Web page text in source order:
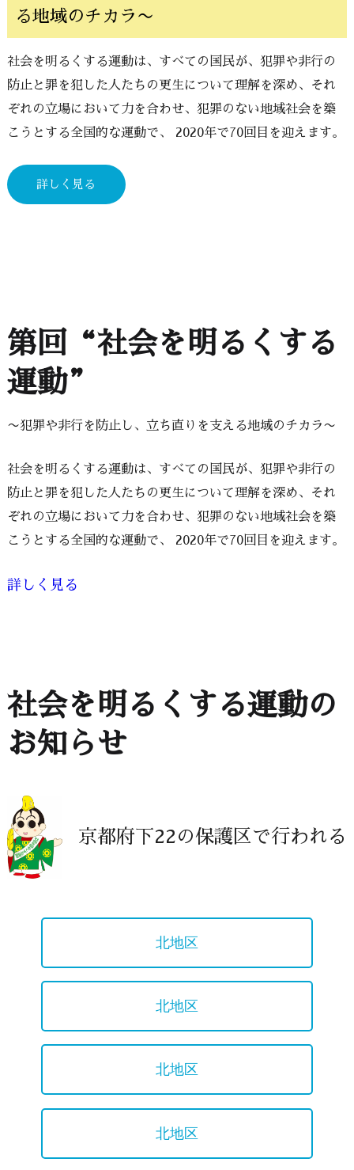
る地域のチカラ〜
社会を明るくする運動は、すべての国民が、犯罪や非行の
防止と罪を犯した人たちの更生について理解を深め、それ
ぞれの立場において力を合わせ、犯罪のない地域社会を築
こうとする全国的な運動で、 2020年で70回目を迎えます。
詳しく見る
第回“社会を明るくする
運動”
〜犯罪や非行を防止し、立ち直りを支える地域のチカラ〜
社会を明るくする運動は、すべての国民が、犯罪や非行の
防止と罪を犯した人たちの更生について理解を深め、それ
ぞれの立場において力を合わせ、犯罪のない地域社会を築
こうとする全国的な運動で、 2020年で70回目を迎えます。
詳しく見る
社会を明るくする運動の
お知らせ
京都府下22の保護区で行われる
北地区
北地区
北地区
北地区